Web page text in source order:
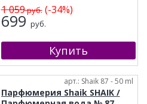
1 059руб.(-34%)
699 руб.
арт.: Shaik 87 - 50 ml
Парфюмерия Shaik SHAIK /